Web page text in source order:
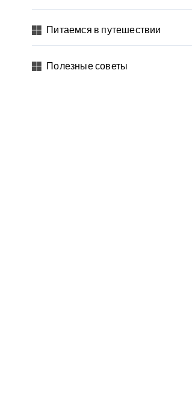
Питаемся в путешествии
Полезные советы